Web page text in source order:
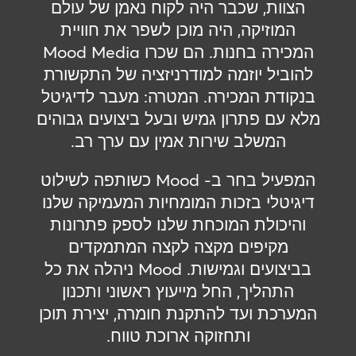
הצוות, שכבר היה לקוח נאמן של עולם
המוזיקה, היה מוכן לשפר את חוויית
המכירה בחנות. הם שכרו Mood Media
להוביל יוזמה למודרניזציה של התקשורת
בנקודת המכירה. המטרה: מעבר לדיגיטל
מלא עם פתרון גמיש ובעל ביצועים גבוהים
המשלב שירות אמין עם ערך רב.
המפעיל בחר ב- Mood כשותפה לשילוט
דיגיטלי בזכות המומחיות המעמיקה שלנו
והיכולת המוכחת שלנו לספק פתרונות
מקיפים מקצה לקצה המתמקדים
בביצועים וגמישות. Mood ניהלה את כל
התהליך, החל מייעוץ ראשוני ותכנון
המערכת ועד להתקנת חומרה, יצירת תוכן
ותחזוקה ארוכת טווח.